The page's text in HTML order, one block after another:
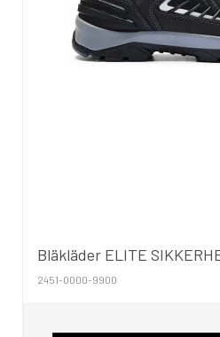
Bläkläder ELITE
2451-0000-9900